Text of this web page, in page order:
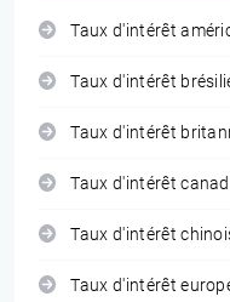
Taux d'intérêt
Taux d'intérêt
Taux d'intérêt
Taux d'intérêt
Taux d'intérêt
Taux d'intérêt